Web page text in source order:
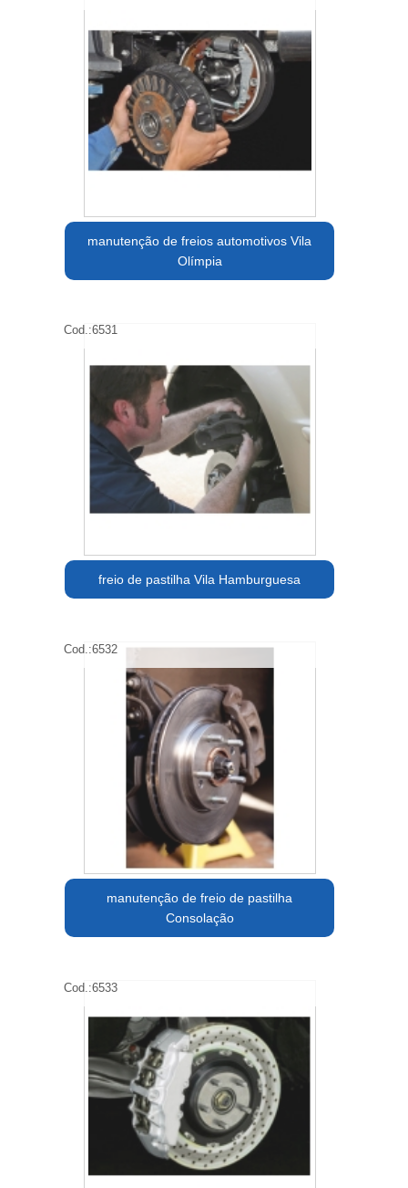
manutenção de freios automotivos Vila
Olímpia
Cod.:6531
freio de pastilha Vila Hamburguesa
Cod.:6532
manutenção de freio de pastilha
Consolação
Cod.:6533